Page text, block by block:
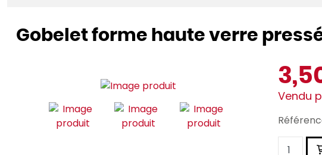
Gobelet forme haute verre
Vendu